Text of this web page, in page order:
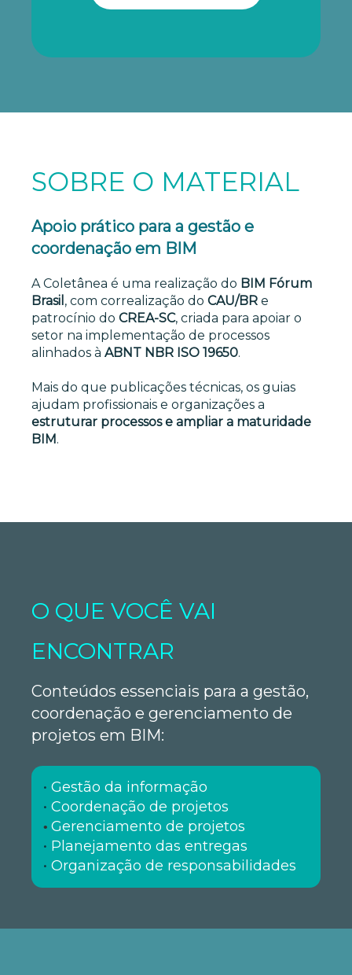
SOBRE O MATERIAL
Apoio prático para a gestão e
coordenação em BIM
A Coletânea é uma realização do BIM Fórum
Brasil , com correalização do CAU/BR e
patrocínio do CREA-SC, criada para apoiar o
setor na implementação de processos
alinhados à ABNT NBR ISO 19650.
Mais do que publicações técnicas, os guias
ajudam profissionais e organizações a
estruturar processos e ampliar a maturidade
BIM.
O QUE VOCÊ VAI
ENCONTRAR
Conteúdos essenciais para a gestão,
coordenação e gerenciamento de
projetos em BIM:
• Gestão da informação
• Coordenação de projetos
• Gerenciamento de projetos
• Planejamento das entregas
• Organização de responsabilidades